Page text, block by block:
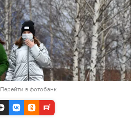
Перейти в фотобанк